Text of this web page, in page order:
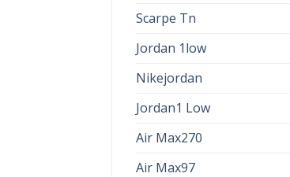
Scarpe Tn
Jordan 1low
Nikejordan
Jordan1 Low
Air Max270
Air Max97